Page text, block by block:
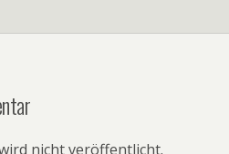
nicht veröffentlicht.